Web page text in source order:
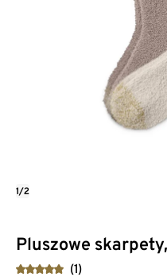
Pluszowe
(1)
1/2